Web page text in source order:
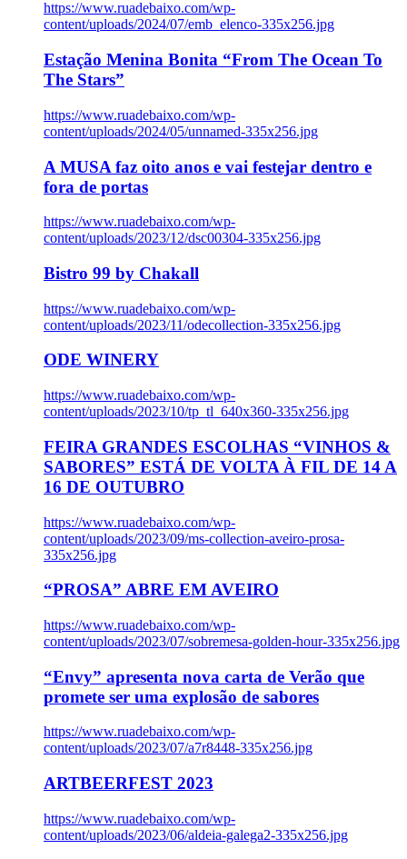
https://www.ruadebaixo.com/wp-
content/uploads/2024/07/emb_elenco-335x256.jpg
Estação Menina Bonita “From The Ocean To
The Stars”
https://www.ruadebaixo.com/wp-
content/uploads/2024/05/unnamed-335x256.jpg
A MUSA faz oito anos e vai festejar dentro e
fora de portas
https://www.ruadebaixo.com/wp-
content/uploads/2023/12/dsc00304-335x256.jpg
Bistro 99 by Chakall
https://www.ruadebaixo.com/wp-
content/uploads/2023/11/odecollection-335x256.jpg
ODE WINERY
https://www.ruadebaixo.com/wp-
content/uploads/2023/10/tp_tl_640x360-335x256.jpg
FEIRA GRANDES ESCOLHAS “VINHOS &
SABORES” ESTÁ DE VOLTA À FIL DE 14 A
16 DE OUTUBRO
https://www.ruadebaixo.com/wp-
content/uploads/2023/09/ms-collection-aveiro-prosa-
335x256.jpg
“PROSA” ABRE EM AVEIRO
https://www.ruadebaixo.com/wp-
content/uploads/2023/07/sobremesa-golden-hour-335x256.jpg
“Envy” apresenta nova carta de Verão que
promete ser uma explosão de sabores
https://www.ruadebaixo.com/wp-
content/uploads/2023/07/a7r8448-335x256.jpg
ARTBEERFEST 2023
https://www.ruadebaixo.com/wp-
content/uploads/2023/06/aldeia-galega2-335x256.jpg